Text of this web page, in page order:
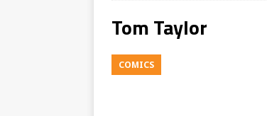
Tom Taylor
COMICS